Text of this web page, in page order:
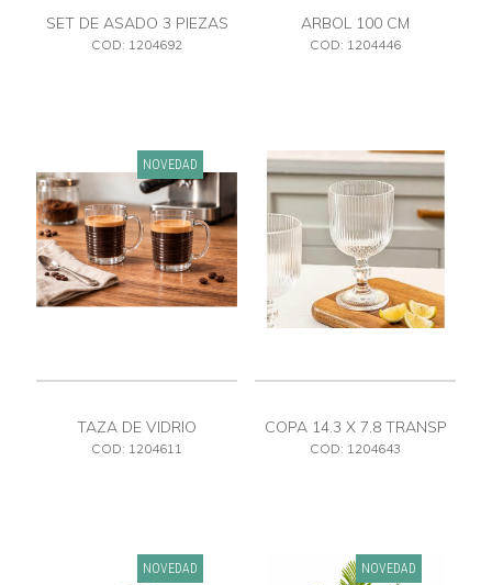
SET DE ASADO 3 PIEZAS
ESTUCHE CON CIERRE
COD: 1204692
ARBOL 100 CM
COD: 1204446
NOVEDAD
TAZA DE VIDRIO
COD: 1204611
COPA 14.3 X 7.8 TRANSP
COD: 1204643
NOVEDAD NOVEDAD